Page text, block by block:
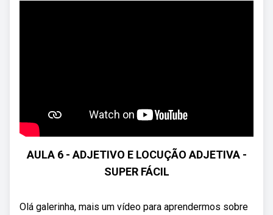
AULA 6 - ADJETIVO E LOCUÇÃO ADJETIVA -
SUPER FÁCIL
Olá galerinha, mais um vídeo para aprendermos sobre